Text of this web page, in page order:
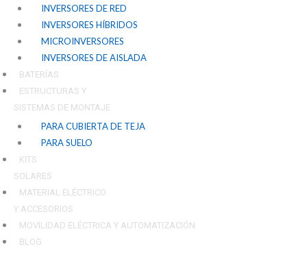
INVERSORES DE RED
INVERSORES HÍBRIDOS
MICROINVERSORES
INVERSORES DE AISLADA
BATERÍAS
ESTRUCTURAS Y
SISTEMAS DE MONTAJE
PARA CUBIERTA DE TEJA
PARA SUELO
KITS
SOLARES
MATERIAL ELÉCTRICO
Y ACCESORIOS
MOVILIDAD ELÉCTRICA Y AUTOMATIZACIÓN
BLOG